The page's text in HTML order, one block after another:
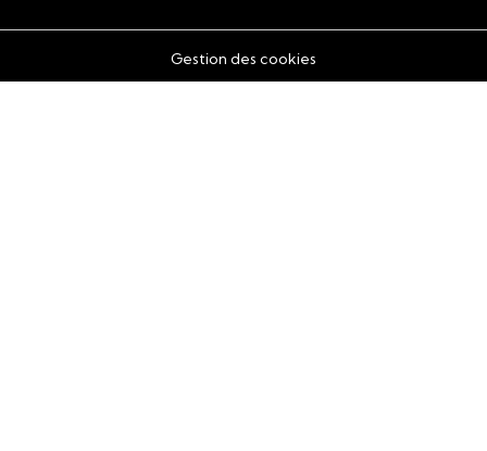
Gestion des cookies